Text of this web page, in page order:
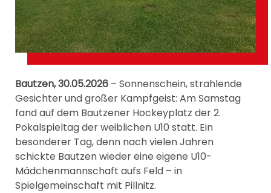
Bautzen, 30.05.2026 – Sonnenschein, strahlende
Gesichter und großer Kampfgeist: Am Samstag
fand auf dem Bautzener Hockeyplatz der 2.
Pokalspieltag der weiblichen U10 statt. Ein
besonderer Tag, denn nach vielen Jahren
schickte Bautzen wieder eine eigene U10-
Mädchenmannschaft aufs Feld – in
Spielgemeinschaft mit Pillnitz.